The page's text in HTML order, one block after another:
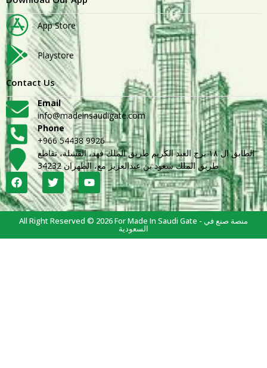
App Store
Playstore
Contact Us
Email
info@madeinsaudigate.com
Phone
+966 54438 9926
الطابق ال ١٨ برج العبد الكريم طريق الملك فهد، القشلة، تقاطع
طريق الملك سعود بن عبدالعزيز مع، الظهران 34232
All Right Reserved © 2026 For Made In Saudi Gate - منصة صنع في
السعودية